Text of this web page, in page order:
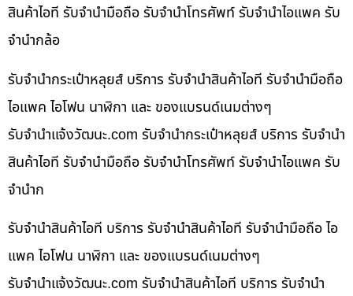
สินค้าไอที รับจำนำมือถือ รับจำนำโทรศัพท์ รับจำนำไอแพค รับ
จำนำกล้อ
รับจำนำกระเป๋าหลุยส์ บริการ รับจำนำสินค้าไอที รับจำนำมือถือ
ไอแพค ไอโฟน นาฬิกา และ ของแบรนด์เนมต่างๆ
รับจํานําแจ้งวัฒนะ.com รับจำนำกระเป๋าหลุยส์ บริการ รับจำนำ
สินค้าไอที รับจำนำมือถือ รับจำนำโทรศัพท์ รับจำนำไอแพค รับ
จำนำก
รับจำนำสินค้าไอที บริการ รับจำนำสินค้าไอที รับจำนำมือถือ ไอ
แพค ไอโฟน นาฬิกา และ ของแบรนด์เนมต่างๆ
รับจํานําแจ้งวัฒนะ.com รับจำนำสินค้าไอที บริการ รับจำนำ